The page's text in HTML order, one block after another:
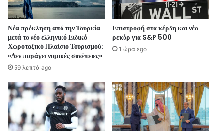
Νέα πρόκληση από την Τουρκία
μετά το νέο ελληνικό Ειδικό
Χωροταξικό Πλαίσιο Τουρισμού:
«Δεν παράγει νομικές συνέπειες»
59 λεπτά ago
Επιστροφή στα κέρδη και νέο
ρεκόρ για S&P 500
1 ώρα ago